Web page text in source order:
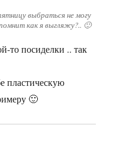
выбраться не могу
как я выгляжу?.. 🙂
то посиделки .. так
пластическую
🙂